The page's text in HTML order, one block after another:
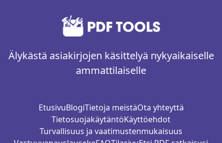
Älykästä asiakirjojen käsittelyä nykyaikaiselle
ammattilaiselle
EtusivuBlogiTietoja meistäOta yhteyttä
TietosuojakäytäntöKäyttöehdot
Turvallisuus ja vaatimustenmukaisuus